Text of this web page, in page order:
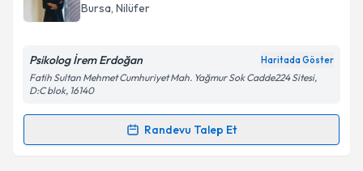
takvim hazırlandığında e-posta ile bilgilendireceğiz.
Kişisel verilerimin işlenmesine ilişkinAydınlatma
'ni okudum ve kişisel verilerimin belirtilen
kapsamda işlenmesini kabul ediyorum.
Bursa, Nilüfer
Psikolog İrem Erdoğan Haritada Göster
Fatih Sultan Mehmet Cumhuriyet Mah. Yağmur Sok Cadde224 Sitesi,
D:C blok, 16140
Randevu Talep Et
Randevu Takvimi Talebi